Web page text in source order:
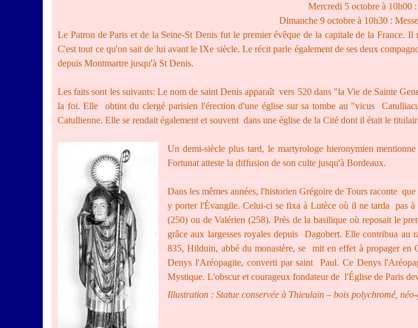
Mercredi 5 octobre à 10h00
Dimanche 9 octobre à 10h30 :
Le Patron de Paris et de la Seine-St Denis fut le premier évêque de la capitale de la France.
C'est tout ce qu'on sait de lui avant le IXe siècle. Le récit parle également de ses deux
depuis Montmartre jusqu'à St Denis.
Les faits sont les suivants: Le nom de saint Denis apparaît vers 520 dans "la Vie de Sainte
la foi. Elle obtint du clergé parisien l'érection d'une église sur sa tombe au "vicus
Catullienne. Elle se rendait également et souvent dans une église de la Cité dont il était le
Un demi-siècle plus tard, le martyrologe hieronymien
Fortunat atteste la diffusion de son culte jusqu'à Bordeaux.
Dans les mêmes années, l'historien Grégoire de Tours raconte
y porter l'Évangile. Celui-ci se fixa à Lutèce où il ne tarda pas
(250) ou deValérien (258). Près de la basilique où reposait le
grâce aux largesses royales depuis Dagobert. Elle contribua
835, Hilduin, abbé du monastère, se mit en effet à propager en
Denys l'Aréopagite, converti par saint Paul. Ce Denys
Mystique. L'obscur et courageux fondateur de l'Église de Paris
Illustration : Statue conservée à Thieulain – bois polychromé,